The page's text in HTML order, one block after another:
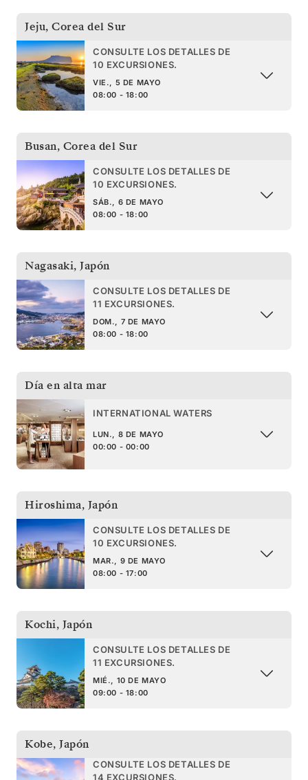
Jeju, Corea del Sur
CONSULTE LOS DETALLES DE
10 EXCURSIONES.
VIE., 5 DE MAYO
08:00 - 18:00
Busan, Corea del Sur
CONSULTE LOS DETALLES DE
10 EXCURSIONES.
SÁB., 6 DE MAYO
08:00 - 18:00
Nagasaki, Japón
CONSULTE LOS DETALLES DE
11 EXCURSIONES.
DOM., 7 DE MAYO
08:00 - 18:00
Día en alta mar
INTERNATIONAL WATERS
LUN., 8 DE MAYO
00:00 - 00:00
Hiroshima, Japón
CONSULTE LOS DETALLES DE
10 EXCURSIONES.
MAR., 9 DE MAYO
08:00 - 17:00
Kochi, Japón
CONSULTE LOS DETALLES DE
11 EXCURSIONES.
MIÉ., 10 DE MAYO
09:00 - 18:00
Kobe, Japón
CONSULTE LOS DETALLES DE
14 EXCURSIONES.